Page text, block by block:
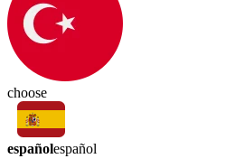
choose
españolespañol